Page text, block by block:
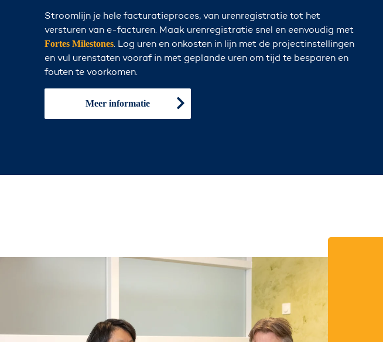
Stroomlijn je hele facturatieproces, van urenregistratie tot het
versturen van e-facturen. Maak urenregistratie snel en eenvoudig met
Fortes Milestones. Log uren en onkosten in lijn met de projectinstellingen
en vul urenstaten vooraf in met geplande uren om tijd te besparen en
fouten te voorkomen.
Meer informatie